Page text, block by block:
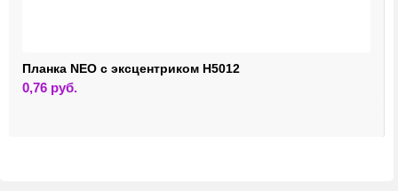
Планка NEO с эксцентриком H5012
0,76 руб.